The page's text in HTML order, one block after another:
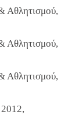
Αθλητισμού,
Αθλητισμού,
Αθλητισμού,